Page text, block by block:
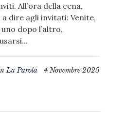
All’ora della cena,
dire agli invitati: Venite,
dopo l’altro,
4 Novembre 2025
La Parola